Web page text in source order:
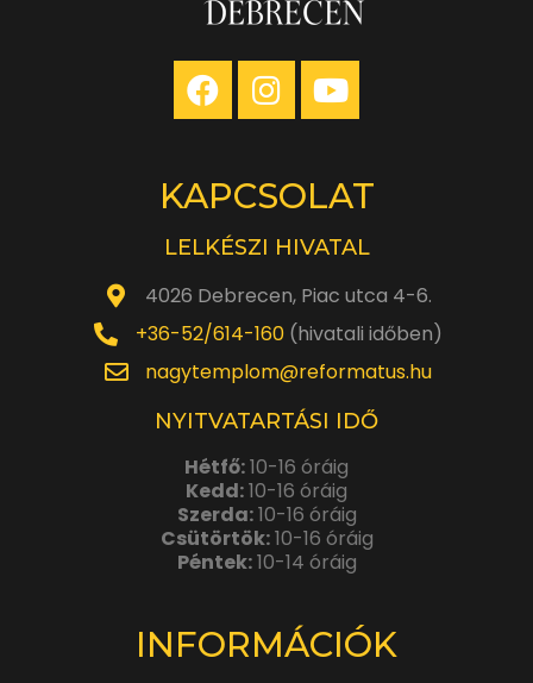
KAPCSOLAT
LELKÉSZI HIVATAL
4026 Debrecen, Piac utca 4-6.
+36-52/614-160(hivatali időben)
nagytemplom@reformatus.hu
NYITVATARTÁSI IDŐ
Hétfő:10-16 óráig
Kedd:10-16 óráig
Szerda:10-16 óráig
Csütörtök:10-16 óráig
Péntek:10-14 óráig
INFORMÁCIÓK